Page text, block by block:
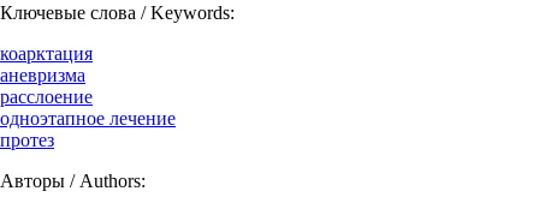
Ключевые слова / Keywords:
коарктация
аневризма
расслоение
одноэтапное лечение
протез
Авторы / Authors: